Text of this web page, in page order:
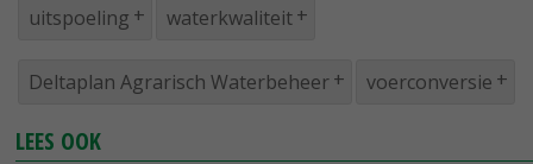
uitspoeling waterkwaliteit
Deltaplan Agrarisch Waterbeheer voerconversie
LEES OOK